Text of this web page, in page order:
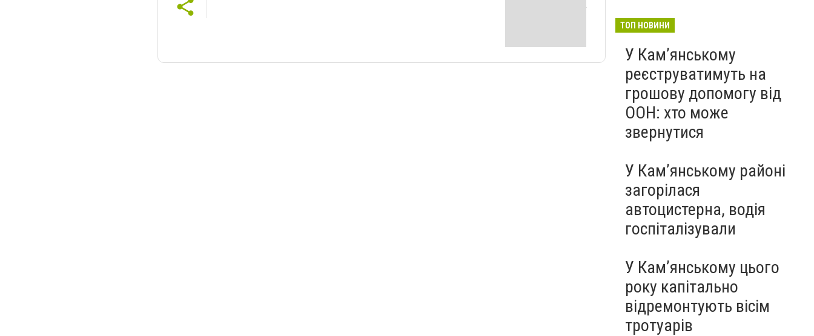
ТОП НОВИНИ
У Кам’янському
реєструватимуть на
грошову допомогу від
ООН: хто може
звернутися
У Кам’янському районі
загорілася
автоцистерна, водія
госпіталізували
У Кам’янському цього
року капітально
відремонтують вісім
тротуарів